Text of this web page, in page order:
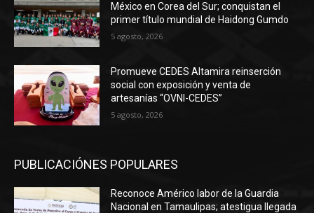
México en Corea del Sur; conquistan el
primer título mundial de Haidong Gumdo
5 agosto, 2026
Promueve CEDES Altamira reinserción
social con exposición y venta de
artesanías “OVNI-CEDES”
5 agosto, 2026
PUBLICACIÓNES POPULARES
Reconoce Américo labor de la Guardia
Nacional en Tamaulipas; atestigua llegada